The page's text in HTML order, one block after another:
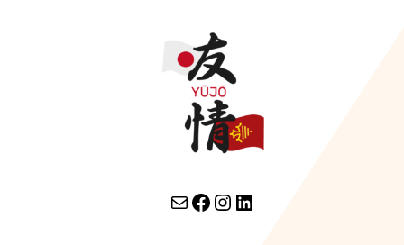
contact par email lien facebook Instagram LinkedIn